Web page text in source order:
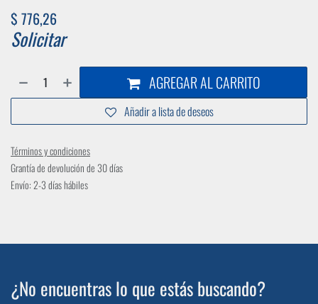
$ 776,26
Solicitar
AGREGAR AL CARRITO
Añadir a lista de deseos
Términos y condiciones
Grantía de devolución de 30 días
Envío: 2-3 días hábiles
¿No encuentras lo que estás buscando?